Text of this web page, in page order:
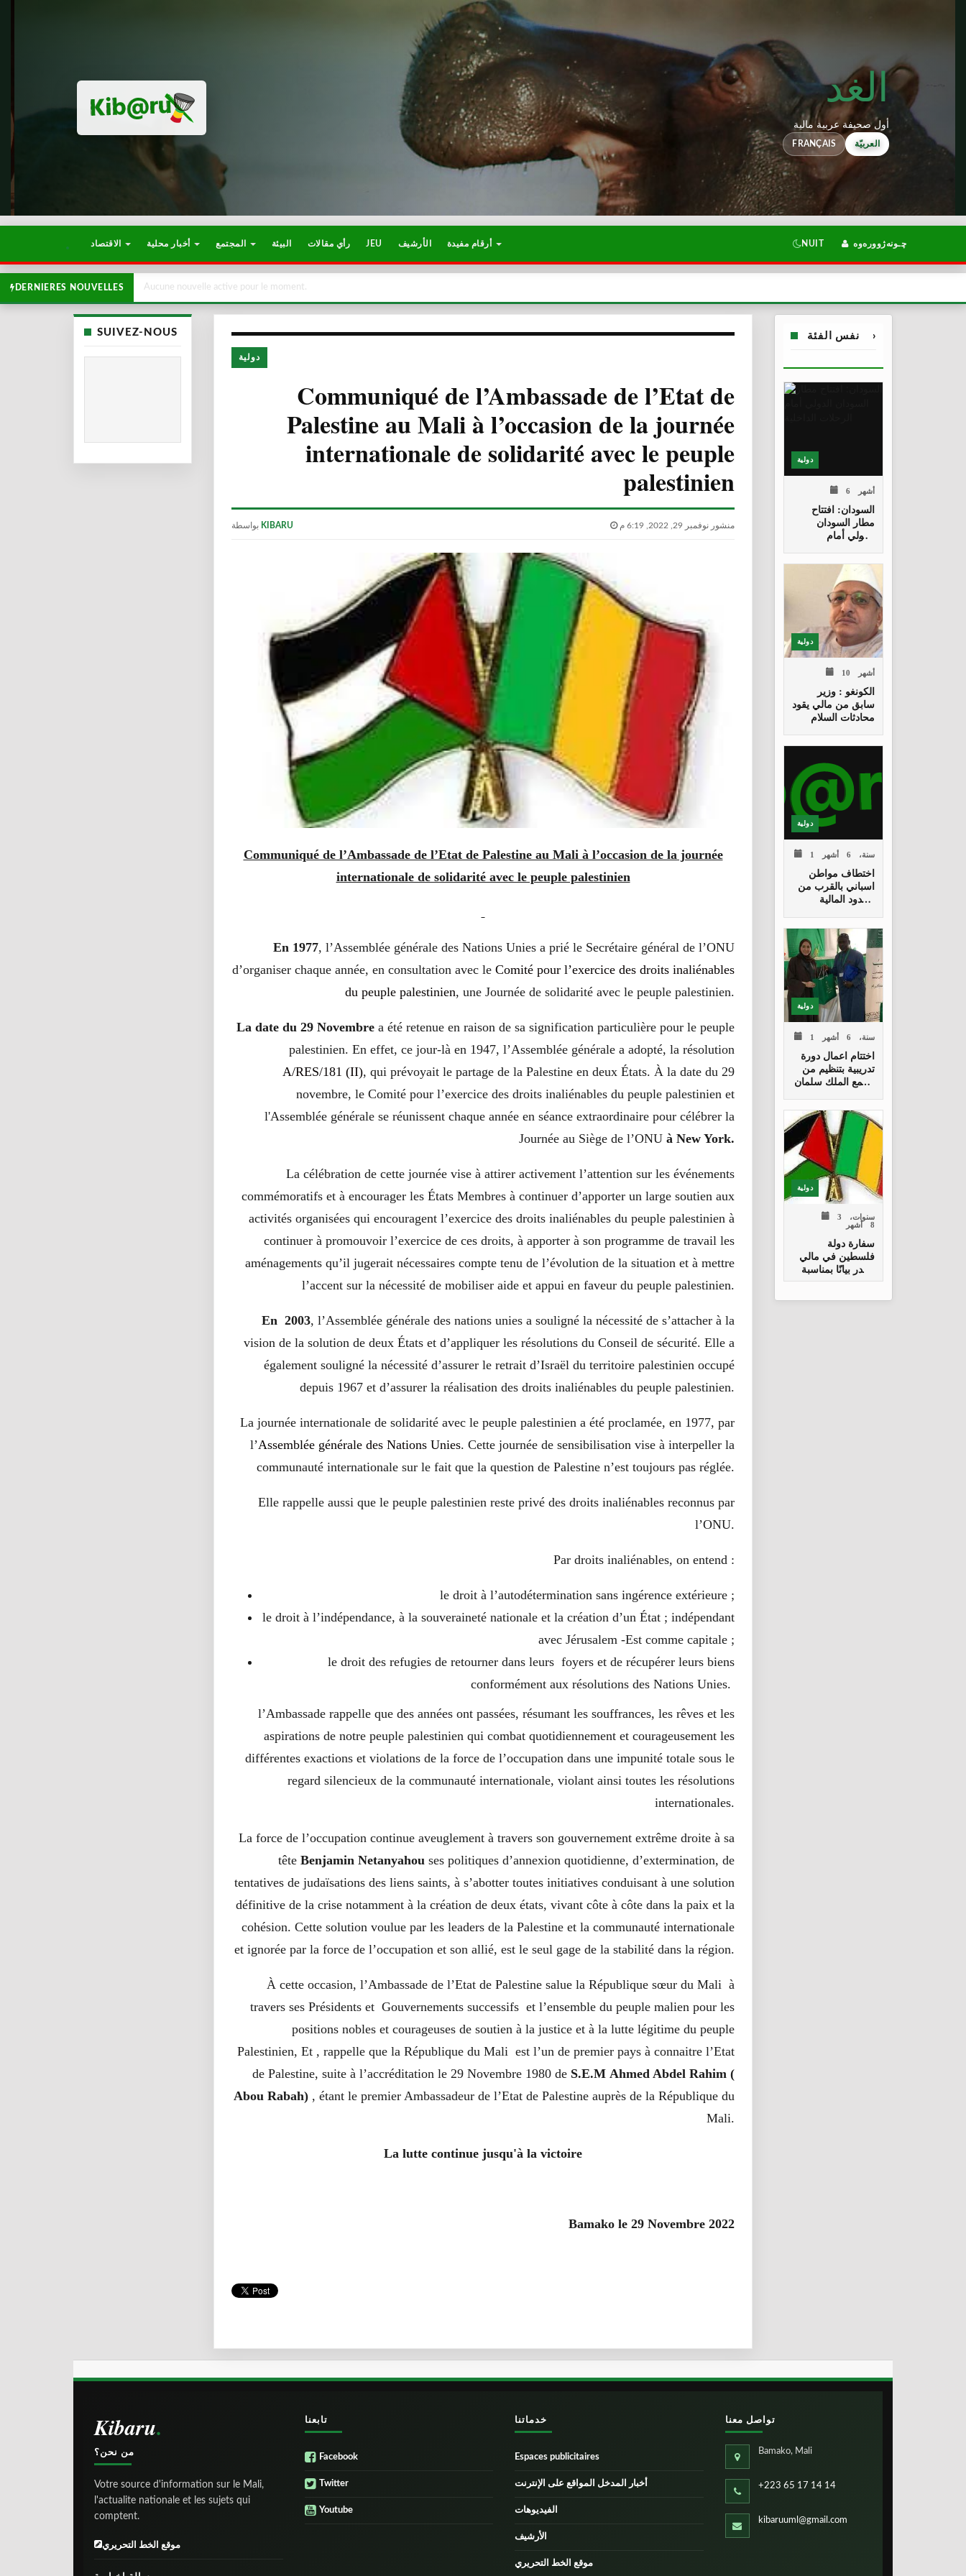
الغد
أول صحيفة عربية مالية
FRANÇAIS العربيّة
البيئة رأي مقالات JEU الأرشيف NUIT چـونەژوورەوە
DERNIERES NOUVELLES Aucune nouvelle active pour le moment.
SUIVEZ-NOUS
دولية
Communiqué de l’Ambassade de l’Etat de
Palestine au Mali à l’occasion de la journée
internationale de solidarité avec le peuple
palestinien
KIBARU منشور نوفمبر 29, 2022, 6:19 م
Communiqué de l’Ambassade de l’Etat de Palestine au Mali à l’occasion de la journée
internationale de solidarité avec le peuple palestinien
En 1977, l’Assemblée générale des Nations Unies a prié le Secrétaire général de l’ONU
d’organiser chaque année, en consultation avec le Comité pour l’exercice des droits inaliénables
du peuple palestinien, une Journée de solidarité avec le peuple palestinien.
La date du 29 Novembre a été retenue en raison de sa signification particulière pour le peuple
palestinien. En effet, ce jour-là en 1947, l’Assemblée générale a adopté, la résolution
A/RES/181 (II), qui prévoyait le partage de la Palestine en deux États. À la date du 29
novembre, le Comité pour l’exercice des droits inaliénables du peuple palestinien et
l'Assemblée générale se réunissent chaque année en séance extraordinaire pour célébrer la
Journée au Siège de l’ONU à New York.
La célébration de cette journée vise à attirer activement l’attention sur les événements
commémoratifs et à encourager les États Membres à continuer d’apporter un large soutien aux
activités organisées qui encouragent l’exercice des droits inaliénables du peuple palestinien à
continuer à promouvoir l’exercice de ces droits, à apporter à son programme de travail les
aménagements qu’il jugerait nécessaires compte tenu de l’évolution de la situation et à mettre
l’accent sur la nécessité de mobiliser aide et appui en faveur du peuple palestinien.
En 2003, l’Assemblée générale des nations unies a souligné la nécessité de s’attacher à la
vision de la solution de deux États et d’appliquer les résolutions du Conseil de sécurité. Elle a
également souligné la nécessité d’assurer le retrait d’Israël du territoire palestinien occupé
depuis 1967 et d’assurer la réalisation des droits inaliénables du peuple palestinien.
La journée internationale de solidarité avec le peuple palestinien a été proclamée, en 1977, par
l’Assemblée générale des Nations Unies. Cette journée de sensibilisation vise à interpeller la
communauté internationale sur le fait que la question de Palestine n’est toujours pas réglée.
Elle rappelle aussi que le peuple palestinien reste privé des droits inaliénables reconnus par
l’ONU.
Par droits inaliénables, on entend :
le droit à l’autodétermination sans ingérence extérieure ;
le droit à l’indépendance, à la souveraineté nationale et la création d’un État ; indépendant
avec Jérusalem -Est comme capitale ;
le droit des refugies de retourner dans leurs foyers et de récupérer leurs biens
conformément aux résolutions des Nations Unies.
l’Ambassade rappelle que des années ont passées, résumant les souffrances, les rêves et les
aspirations de notre peuple palestinien qui combat quotidiennement et courageusement les
différentes exactions et violations de la force de l’occupation dans une impunité totale sous le
regard silencieux de la communauté internationale, violant ainsi toutes les résolutions
internationales.
La force de l’occupation continue aveuglement à travers son gouvernement extrême droite à sa
tête Benjamin Netanyahou ses politiques d’annexion quotidienne, d’extermination, de
tentatives de judaïsations des liens saints, à s’abotter toutes initiatives conduisant à une solution
définitive de la crise notamment à la création de deux états, vivant côte à côte dans la paix et la
cohésion. Cette solution voulue par les leaders de la Palestine et la communauté internationale
et ignorée par la force de l’occupation et son allié, est le seul gage de la stabilité dans la région.
À cette occasion, l’Ambassade de l’Etat de Palestine salue la République sœur du Mali à
travers ses Présidents et Gouvernements successifs et l’ensemble du peuple malien pour les
positions nobles et courageuses de soutien à la justice et à la lutte légitime du peuple
Palestinien, Et , rappelle que la République du Mali est l’un de premier pays à connaitre l’Etat
de Palestine, suite à l’accréditation le 29 Novembre 1980 de S.E.M Ahmed Abdel Rahim (
Abou Rabah) , étant le premier Ambassadeur de l’Etat de Palestine auprès de la République du
Mali.
La lutte continue jusqu'à la victoire
Bamako le 29 Novembre 2022
نفس الفئة ›
دولية
6 أشهر
السودان: افتتاح
مطار السودان
الدولي أمام
دولية
10 أشهر
الكونغو : وزير
سابق من مالي يقود
محادثات السلام
دولية
1 سنة، 6 أشهر
اختطاف مواطن
اسباني بالقرب من
الحدود المالية
دولية
1 سنة، 6 أشهر
اختتام اعمال دورة
تدريبية بتنظيم من
مجمع الملك سلمان
دولية
3 سنوات،
8 أشهر
سفارة دولة
فلسطين في مالي
تصدر بيانًا بمناسبة
اليوم العالمي
Kibaru
من نحن؟
Votre source d'information sur le Mali,
l'actualite nationale et les sujets qui
comptent.
موقع الخط التحريري
تابعنا
Facebook
Twitter
Youtube
خدماتنا
Espaces publicitaires
أخبار المدخل المواقع على الإنترنت
الفيديوهات
الأرشيف
موقع الخط التحريري
تواصل معنا
Bamako, Mali
+223 65 17 14 14
kibaruuml@gmail.com